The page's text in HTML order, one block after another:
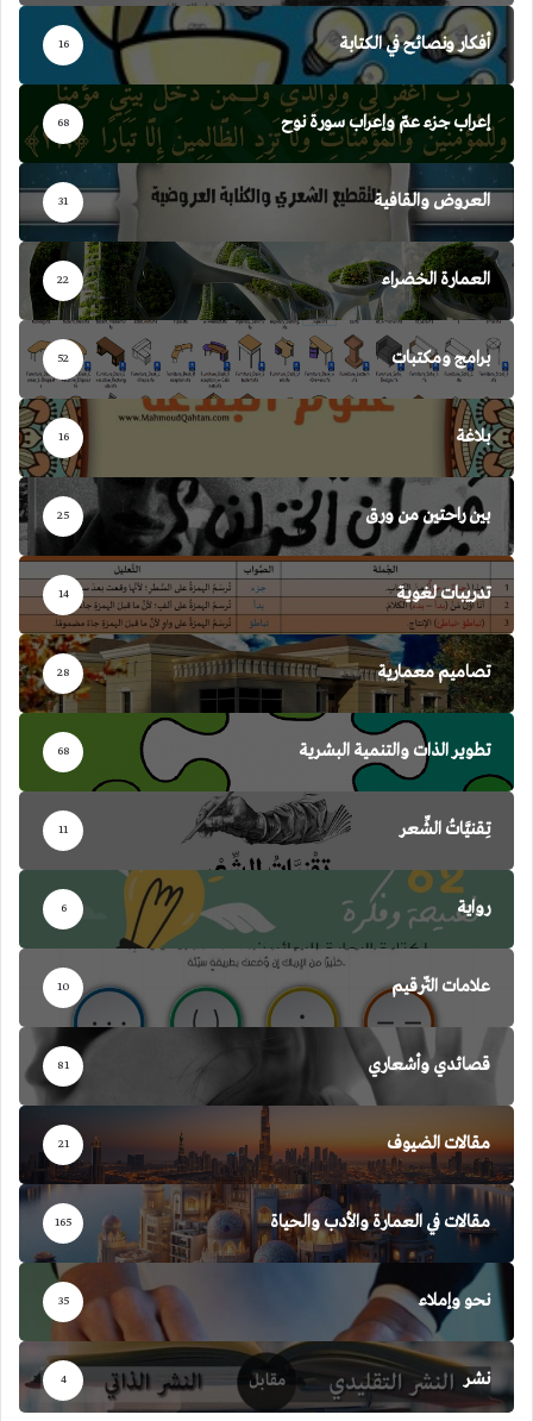
أفكار ونصائح في الكتابة 16
إعراب جزء عمّ وإعراب سورة نوح 68
العروض والقافية 31
العمارة الخضراء 22
برامج ومكتبات 52
بلاغة 16
بين راحتين من ورق 25
تدريبات لغوية 14
تصاميم معمارية 28
تطوير الذات والتنمية البشرية 68
تِقنيَّاتُ الشِّعر 11
رواية 6
علامات التّرقيم 10
قصائدي وأشعاري 81
مقالات الضيوف 21
مقالات في العمارة والأدب والحياة 165
نحو وإملاء 35
نشر 4